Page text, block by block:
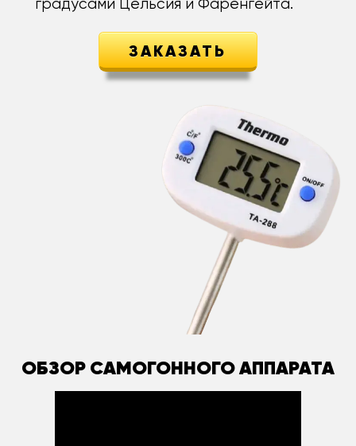
градусами Цельсия и Фаренгейта.
ЗАКАЗАТЬ
ОБЗОР САМОГОННОГО АППАРАТА